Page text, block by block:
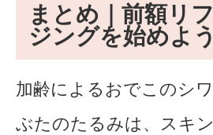
まとめ｜前額リ
ジングを始めよう
加齢によるおでこのシ
ぶたのたるみは、スキ